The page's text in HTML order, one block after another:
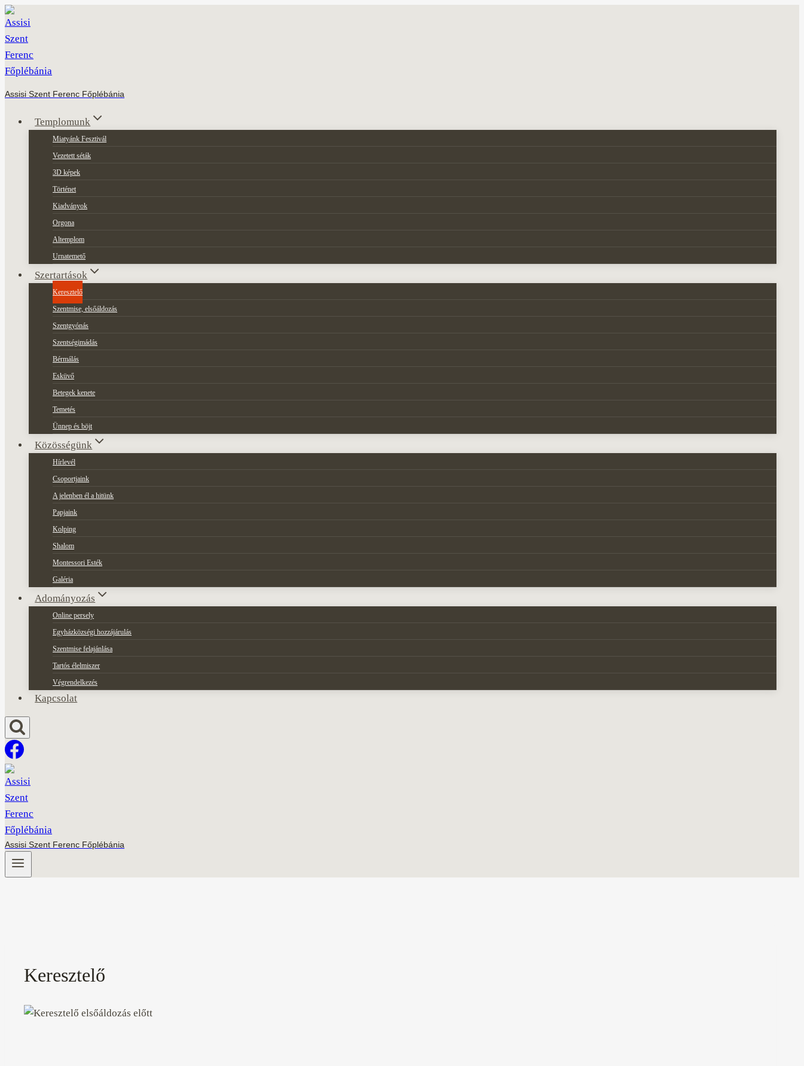
Skip
to
content
Assisi Szent Ferenc Főplébánia
Templomunk
Miatyánk Fesztivál
Vezetett séták
3D képek
Történet
Kiadványok
Orgona
Altemplom
Urnatemető
Szertartások
Keresztelő
Szentmise, elsőáldozás
Szentgyónás
Szentségimádás
Bérmálás
Esküvő
Betegek kenete
Temetés
Ünnep és böjt
Közösségünk
Hírlevél
Csoportjaink
A jelenben él a hitünk
Papjaink
Kolping
Shalom
Montessori Esték
Galéria
Adományozás
Online persely
Egyházközségi hozzájárulás
Szentmise felajánlása
Tartós élelmiszer
Végrendelkezés
Kapcsolat
Assisi Szent Ferenc Főplébánia
Keresztelő